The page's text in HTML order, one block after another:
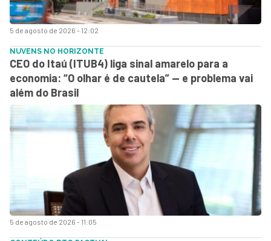
5 de agosto de 2026 - 12:02
5 de agosto de 2026 - 11:05
NUVENS NO HORIZONTE
CEO do Itaú (ITUB4) liga sinal amarelo para a
economia: “O olhar é de cautela” — e problema vai
além do Brasil